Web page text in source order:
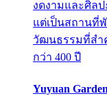
งดงามและศิล
แต่เป็นสถานที่
วัฒนธรรมที่สำ
กว่า 400 ปี
Yuyuan